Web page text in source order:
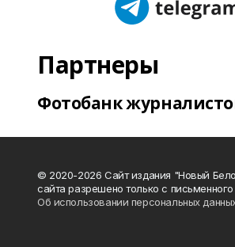
Партнеры
Фотобанк
© 2020-2026 Сайт издания "Новый
сайта разрешено только с
Об использовании персональных